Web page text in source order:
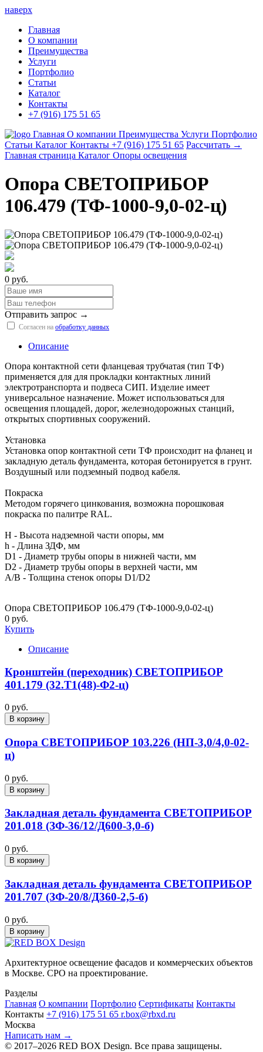
наверх
Главная
О компании
Преимущества
Услуги
Портфолио
Статьи
Каталог
Контакты
+7 (916) 175 51 65
Главная О компании Преимущества Услуги Портфолио
Статьи Каталог Контакты +7 (916) 175 51 65 Рассчитать →
Главная страница Каталог Опоры освещения
Опора СВЕТОПРИБОР
106.479 (ТФ-1000-9,0-02-ц)
0 руб.
Отправить запрос →
Согласен на обработку данных
Описание
Опора контактной сети фланцевая трубчатая (тип ТФ)
применяется для для прокладки контактных линий
электротранспорта и подвеса СИП. Изделие имеет
универсальное назначение. Может использоваться для
освещения площадей, дорог, железнодорожных станций,
открытых спортивных сооружений.
Установка
Установка опор контактной сети ТФ происходит на фланец и
закладную деталь фундамента, которая бетонируется в грунт.
Воздушный или подземный подвод кабеля.
Покраска
Методом горячего цинкования, возможна порошковая
покраска по палитре RAL.
H - Высота надземной части опоры, мм
h - Длина ЗДФ, мм
D1 - Диаметр трубы опоры в нижней части, мм
D2 - Диаметр трубы опоры в верхней части, мм
A/B - Толщина стенок опоры D1/D2
Опора СВЕТОПРИБОР 106.479 (ТФ-1000-9,0-02-ц)
0 руб.
Купить
Описание
Кронштейн (переходник) СВЕТОПРИБОР
401.179 (32.Т1(48)-Ф2-ц)
0 руб.
В корзину
Опора СВЕТОПРИБОР 103.226 (НП-3,0/4,0-02-
ц)
0 руб.
В корзину
Закладная деталь фундамента СВЕТОПРИБОР
201.018 (ЗФ-36/12/Д600-3,0-б)
0 руб.
В корзину
Закладная деталь фундамента СВЕТОПРИБОР
201.707 (ЗФ-20/8/Д360-2,5-б)
0 руб.
В корзину
Архитектурное освещение фасадов и коммерческих объектов
в Москве. СРО на проектирование.
Разделы
Главная О компании Портфолио Сертификаты Контакты
Контакты +7 (916) 175 51 65 r.box@rbxd.ru
Москва
Написать нам →
© 2017–2026 RED BOX Design. Все права защищены.